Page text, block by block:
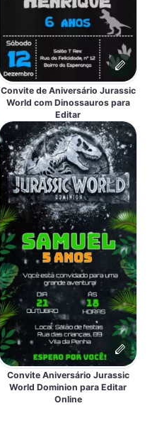
Convite de Aniversário Jurassic
World com Dinossauros para
Editar
Convite Aniversário Jurassic
World Dominion para Editar
Online